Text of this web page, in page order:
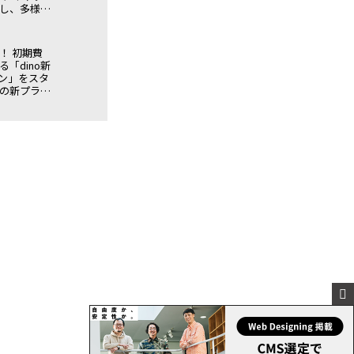
、多様な
初期費
「dino新
」をスタ
新プラン
の特別キ